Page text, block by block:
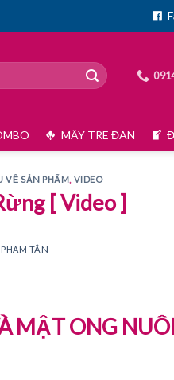
MÂY TRE ĐAN
VỀ SẢN PHẨM, VIDEO
[ Video ]
PHẠM TÂN
MẬT ONG